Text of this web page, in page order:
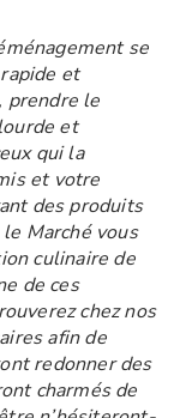
se
et
prendre le
et
qui la
et votre
des produits
Marché vous
culinaire de
de ces
chez nos
afin de
redonner des
charmés de